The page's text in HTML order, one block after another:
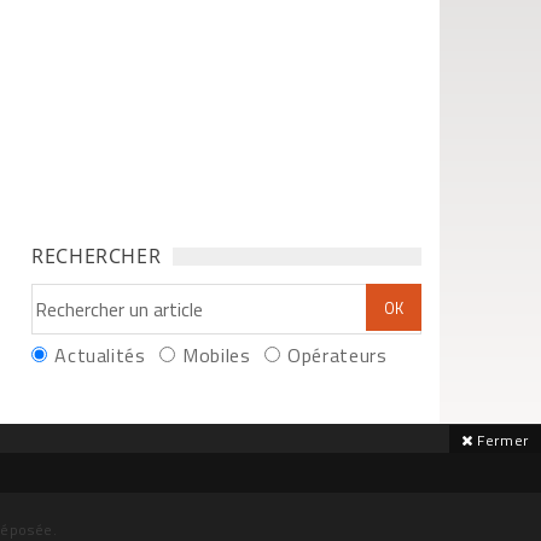
RECHERCHER
Actualités Mobiles Opérateurs
Fermer